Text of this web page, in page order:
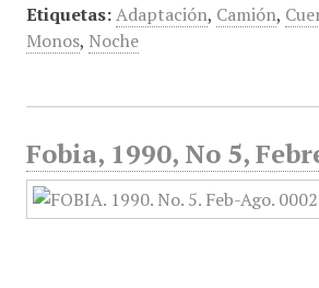
Etiquetas: Adaptación, Camión,
Monos, Noche
Fobia, 1990, No 5,